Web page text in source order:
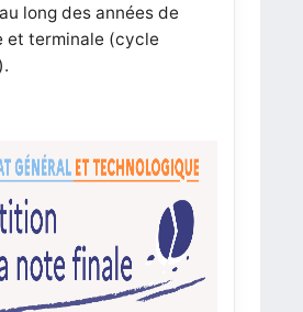
long des années de
et terminale (cycle